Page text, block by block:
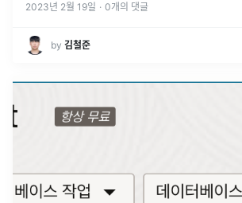
2023년 2월 19일 · 0개의 댓글
by 김철준